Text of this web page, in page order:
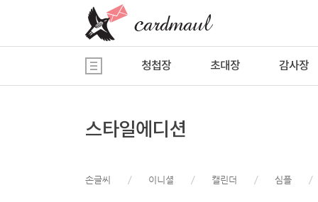
청첩장 초대장 감사장
스타일에디션
손글씨 이니셜 캘린더 심플